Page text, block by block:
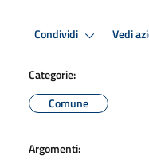
Condividi Vedi
Categorie:
Comune
Argomenti: